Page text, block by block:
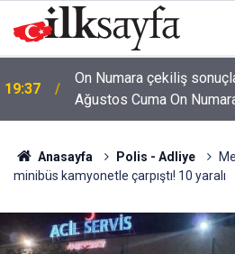
19:37
On Numara çekiliş
Ağustos Cuma On
açıklandı mı?
Anasayfa Polis - Adliye
minibüs kamyonetle çarpıştı! 10 yaralı